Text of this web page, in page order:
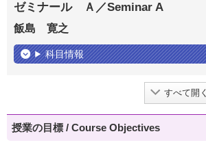
ゼミナール Ａ／Seminar A
飯島 寛之
科目情報
すべて開く
授業の目標 / Course Objectives